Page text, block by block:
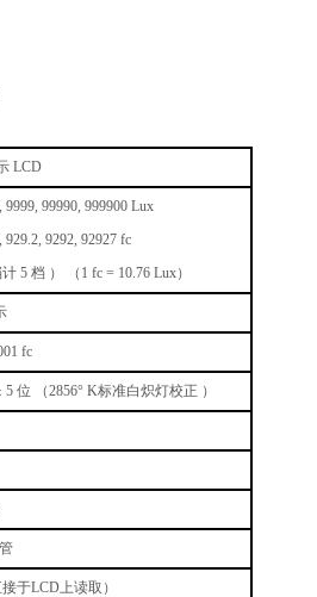
LCD
9999, 99990, 999900 Lux
929.2, 9292, 92927 fc
计 5档 ） （1 fc = 10.76 Lux）
fc
5位 （2856° Κ标准白炽灯校正 ）
于LCD上读取 ）